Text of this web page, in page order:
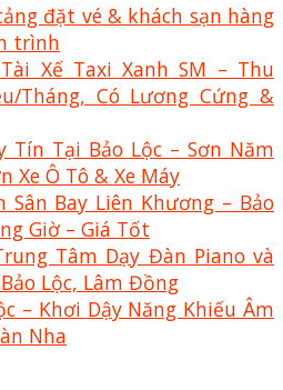
đặt vé & khách sạn hàng
trình
Xế Taxi Xanh SM – Thu
Tháng, Có Lương Cứng &
Tín Tại Bảo Lộc – Sơn Năm
Xe Ô Tô & Xe Máy
Bay Liên Khương – Bảo
Giờ – Giá Tốt
Tâm Dạy Đàn Piano và
Lộc, Lâm Đồng
– Khơi Dậy Năng Khiếu Âm
Nha